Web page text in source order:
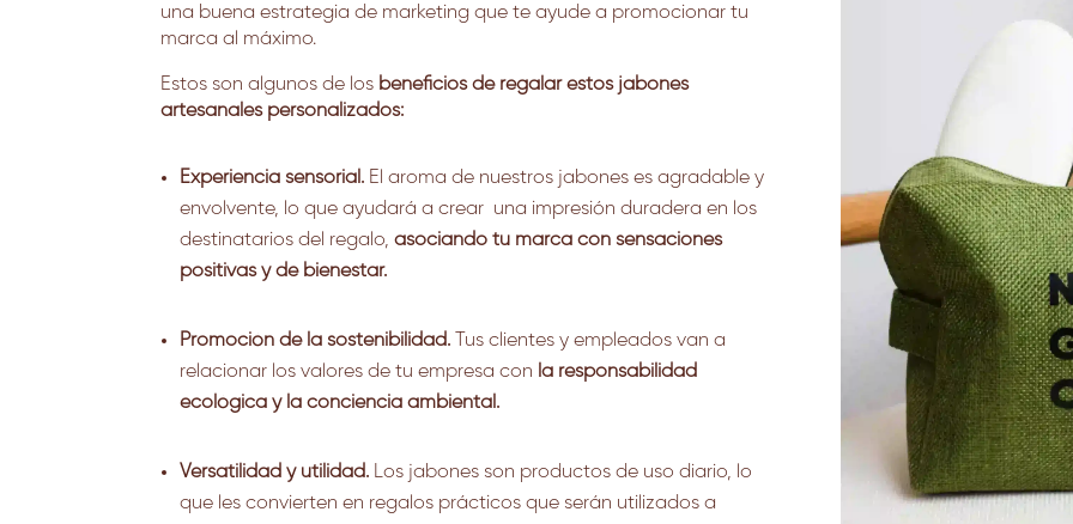
una buena estrategia de marketing que te ayude a promocionar tu
marca al máximo.
Estos son algunos de los beneficios de regalar estos jabones
artesanales personalizados:
Experiencia sensorial. El aroma de nuestros jabones es agradable y
envolvente, lo que ayudará a crear una impresión duradera en los
destinatarios del regalo,asociando tu marca con sensaciones
positivas y de bienestar.
Promoción de la sostenibilidad.
Tus clientes y empleados van a
relacionar los valores de tu empresa con la responsabilidad
ecológica y la conciencia ambiental.
Versatilidad y utilidad. Los jabones son productos de uso diario, lo
que les convierten en regalos prácticos que serán utilizados a